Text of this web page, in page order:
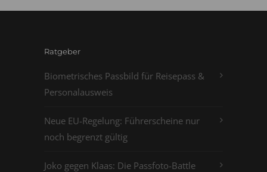
Ratgeber
Biometrisches Passbild für Reisepass &
Personalausweis
Neue EU-Regelung: Führerscheine nur
noch begrenzt gültig
Joko gegen Klaas: Die Passfoto-Battle